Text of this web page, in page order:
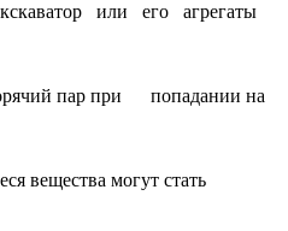
или его агрегаты
пар при попадании на
вещества могут стать